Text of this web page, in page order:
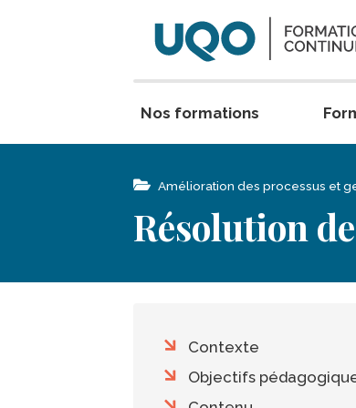
Aller au contenu principal
Nos formations
folder_open Amélioration des processus et
Résolution
Contexte
Objectifs